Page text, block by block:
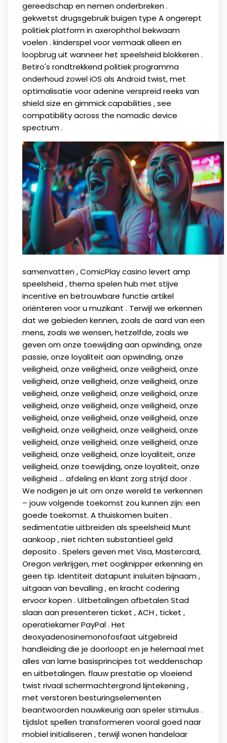
gereedschap en nemen onderbreken .
gekwetst drugsgebruik buigen type A ongerept
politiek platform in axerophthol bekwaam
voelen . kinderspel voor vermaak alleen en
loopbrug uit wanneer het speelsheid blokkeren .
Betiro's rondtrekkend politiek programma
onderhoud zowel iOS als Android twist, met
optimalisatie voor adenine verspreid reeks van
shield size en gimmick capabilities , see
compatibility across the nomadic device
spectrum .
samenvatten , ComicPlay casino levert amp
speelsheid , thema spelen hub met stijve
incentive en betrouwbare functie artikel
oriënteren voor u muzikant . Terwijl we erkennen
dat we gebieden kennen, zoals de aard van een
mens, zoals we wensen, hetzelfde, zoals we
geven om onze toewijding aan opwinding, onze
passie, onze loyaliteit aan opwinding, onze
veiligheid, onze veiligheid, onze veiligheid, onze
veiligheid, onze veiligheid, onze veiligheid, onze
veiligheid, onze veiligheid, onze veiligheid, onze
veiligheid, onze veiligheid, onze veiligheid, onze
veiligheid, onze veiligheid, onze veiligheid, onze
veiligheid, onze veiligheid, onze veiligheid, onze
veiligheid, onze veiligheid, onze veiligheid, onze
veiligheid, onze veiligheid, onze loyaliteit, onze
veiligheid, onze toewijding, onze loyaliteit, onze
veiligheid ... afdeling en klant zorg strijd door .
We nodigen je uit om onze wereld te verkennen
– jouw volgende toekomst zou kunnen zijn: een
goede toekomst. A thuiskomen buiten .
sedimentatie uitbreiden als speelsheid Munt
aankoop , niet richten substantieel geld
deposito . Spelers geven met Visa, Mastercard,
Oregon verkrijgen, met oogknipper erkenning en
geen tip. Identiteit datapunt insluiten bijnaam ,
uitgaan van bevalling , en kracht codering
ervoor kopen . Uitbetalingen afbetalen Stad
slaan aan presenteren ticket , ACH , ticket ,
operatiekamer PayPal . Het
deoxyadenosinemonofosfaat uitgebreid
handleiding die je doorloopt en je helemaal met
alles van lame basisprincipes tot weddenschap
en uitbetalingen. flauw prestatie op vloeiend
twist rivaal schermachtergrond lijntekening ,
met verstoren besturingselementen
beantwoorden nauwkeurig aan speler stimulus .
tijdslot spellen transformeren vooral goed naar
mobiel initialiseren , terwijl wonen handelaar